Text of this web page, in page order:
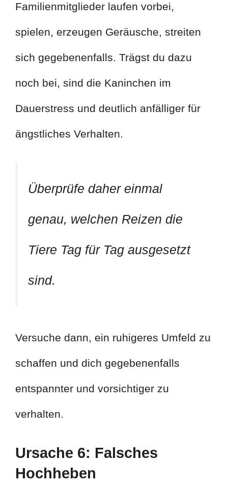
Familienmitglieder laufen vorbei,
spielen, erzeugen Geräusche, streiten
sich gegebenenfalls. Trägst du dazu
noch bei, sind die Kaninchen im
Dauerstress und deutlich anfälliger für
ängstliches Verhalten.
Überprüfe daher einmal
genau, welchen Reizen die
Tiere Tag für Tag ausgesetzt
sind.
Versuche dann, ein ruhigeres Umfeld zu
schaffen und dich gegebenenfalls
entspannter und vorsichtiger zu
verhalten.
Ursache 6: Falsches
Hochheben